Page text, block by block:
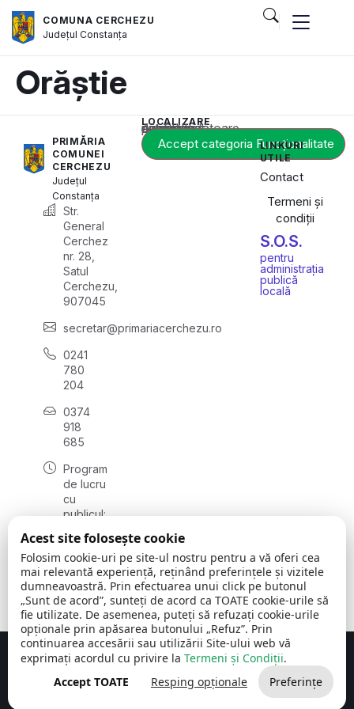
COMUNA CERCHEZU
JudețulConstanța
Orăștie
PRIMĂRIA
COMUNEI
CERCHEZU
Județul
Constanța
Str.
General
Cerchez
nr. 28,
Satul
Cerchezu,
907045
secretar@primariacerchezu.ro
0241
780
204
0374
918
685
Program
de lucru
cu
publicul:
08:00 -
16:30
, vineri:
08:00 -
14:00
LOCALIZARE
Acest conținut este blocat până când acceptați categoria corespunzătoare de cookie-uri.
Accept categoria Funcționalitate
LINKURI
UTILE
Contact
Termeni și
condiții
S.O.S.
pentru
administrația
publică
locală
Comuna Cerchezu © 2026Toate drepturile rezervate
Concept realizat de Big Media Relații Publice SRL
Acest site folosește cookie
Folosim cookie-uri pe site-ul nostru pentru a vă oferi cea
mai relevantă experiență, reținând preferințele și vizitele
dumneavoastră. Prin efectuarea unui click pe butonul
„Sunt de acord”, sunteți de acord ca TOATE cookie-urile să
fie utilizate. De asemenea, puteți să refuzați cookie-urile
opționale prin apăsarea butonului „Refuz”. Prin
continuarea accesării sau utilizării Site-ului web vă
exprimați acordul cu privire la Termeni și Condiții.
Accept TOATE
Resping opționale Preferințe